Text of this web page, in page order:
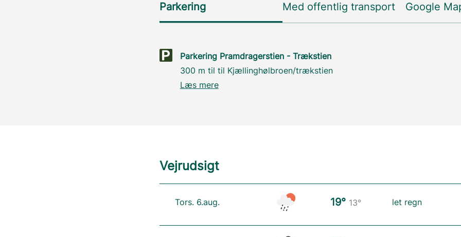
Parkering Med offentlig transport Google
Parkering Pramdragerstien - Trækstien
300 m til til Kjællinghølbroen/trækstien
Læs mere
Vejrudsigt
Tors. 6.aug. 19° 13° let regn